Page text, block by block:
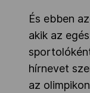
És ebben
akik az
hírnevet
az